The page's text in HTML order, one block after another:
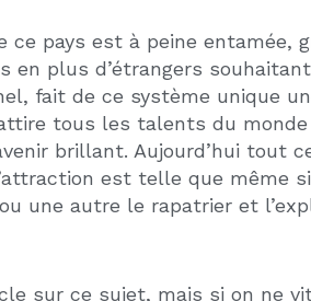
?
ce pays à des ressources
stabilité et le potentiel de
dans le temps. Ce pays
gamme climatique à
pour des raisons de
ils attirent de plus en plus
largement développés